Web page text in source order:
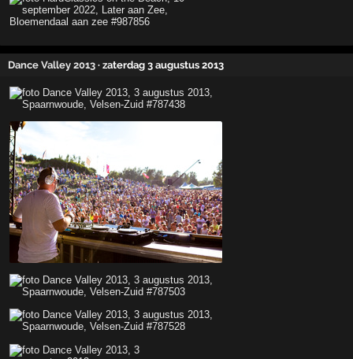
Dance Valley 2013 · zaterdag 3 augustus 2013